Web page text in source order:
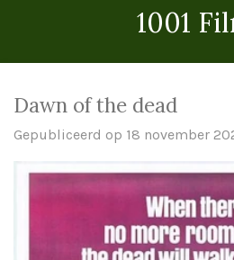
hoofdinhoud
1001
Dawn of the dead
Gepubliceerd op 18 november